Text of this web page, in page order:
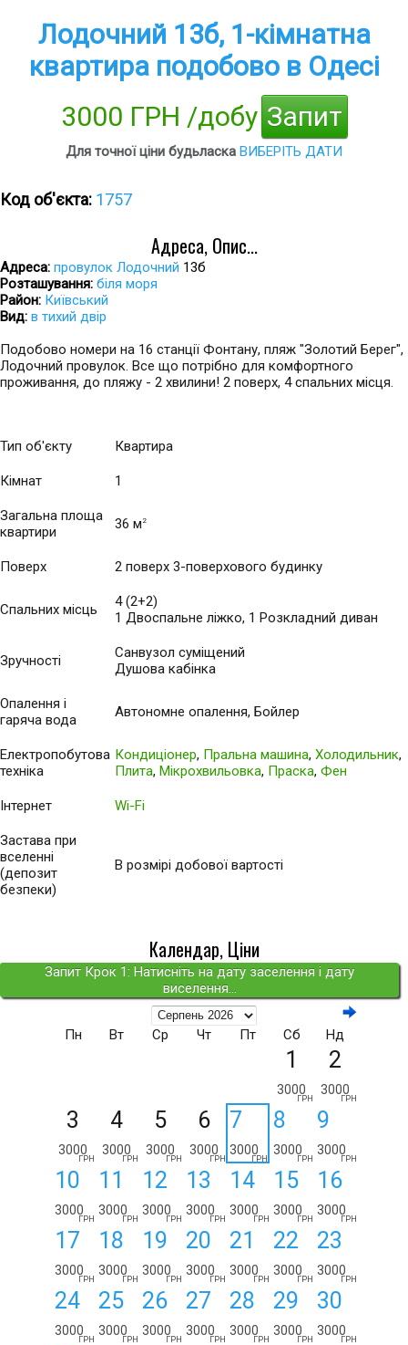
Лодочний 13б, 1-кімнатна
квартира подобово в Одесі
3000 ГРН /добу Запит
Для точної ціни будьласка ВИБЕРІТЬ ДАТИ
Код об'єкта: 1757
Адреса, Опис...
Адреса: провулок Лодочний 13б
Розташування: біля моря
Район: Київський
Вид: в тихий двір
Подобово номери на 16 станції Фонтану, пляж "Золотий Берег",
Лодочний провулок. Все що потрібно для комфортного
проживання, до пляжу - 2 хвилини! 2 поверх, 4 спальних місця.
Тип об'єкту Квартира
Кімнат 1
Загальна площа
квартири
36 м 2
Поверх 2 поверх 3-поверхового будинку
Спальних місць
4 (2+2)
1 Двоспальне ліжко, 1 Розкладний диван
Зручності
Санвузол суміщений
Душова кабінка
Опалення і
гаряча вода
Автономне опалення, Бойлер
Електропобутова
техніка
Кондиціонер, Пральна машина, Холодильник,
Плита, Мікрохвильовка, Праска, Фен
Інтернет Wi-Fi
Застава при
вселенні
(депозит
безпеки)
В розмірі добової вартості
Календар, Ціни
Запит Крок 1: Натисніть на дату заселення і дату
виселення...
Пн Вт Ср Чт Пт Сб Нд
1
3000
ГРН
2
3000
ГРН
3
3000
ГРН
4
3000
ГРН
5
3000
ГРН
6
3000
ГРН
7
3000
ГРН
8
3000
ГРН
9
3000
ГРН
10
3000
ГРН
11
3000
ГРН
12
3000
ГРН
13
3000
ГРН
14
3000
ГРН
15
3000
ГРН
16
3000
ГРН
17
3000
ГРН
18
3000
ГРН
19
3000
ГРН
20
3000
ГРН
21
3000
ГРН
22
3000
ГРН
23
3000
ГРН
24
3000
ГРН
25
3000
ГРН
26
3000
ГРН
27
3000
ГРН
28
3000
ГРН
29
3000
ГРН
30
3000
ГРН